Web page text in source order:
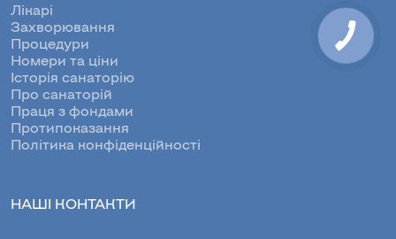
Лікарі
Захворювання
Процедури
Номери та ціни
Історія санаторію
Про санаторій
Праця з фондами
Протипоказання
Політика конфіденційності
НАШІ КОНТАКТИ